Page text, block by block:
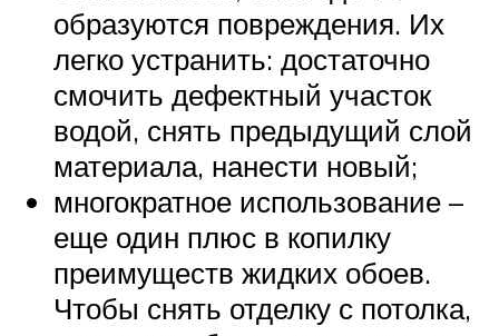
образуются повреждения. Их
легко устранить: достаточно
смочить дефектный участок
водой, снять предыдущий слой
материала, нанести новый;
многократное использование –
еще один плюс в копилку
преимуществ жидких обоев.
Чтобы снять отделку с потолка,